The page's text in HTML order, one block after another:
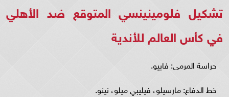
تشكيل فلومينينسي المتوقع ضد الأهلي
في كأس العالم للأندية
حراسة المرمى: فابيو.
خط الدفاع: مارسيلو، فيليبي ميلو، نينو.